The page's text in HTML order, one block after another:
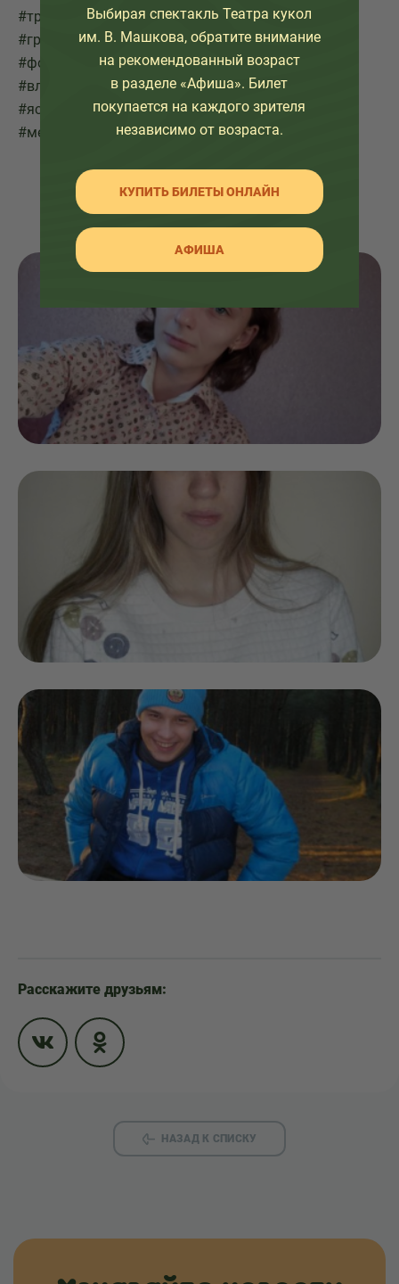
#тритолстякасказ
#грантПрезидентаНовокузнецк
#фондпрезидентскихгрантов
#владимирмашков
#ясмогитысможешь
#местовстречитеатркуколСказ
Расскажите друзьям:
НАЗАД К СПИСКУ
Выбирая спектакль Театра кукол
им. В. Машкова, обратите внимание
на рекомендованный возраст
в разделе «Афиша». Билет
покупается на каждого зрителя
независимо от возраста.
КУПИТЬ БИЛЕТЫ ОНЛАЙН
АФИША